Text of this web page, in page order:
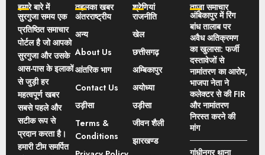
हमारे बारे में
सुरगुजा समय एक
प्रतिष्ठित समाचार
पोर्टल है जो आपको
सुरगुजा और उसके
आस-पास के इलाकों
से जुड़ी हर
महत्वपूर्ण खबर
सबसे पहले और
सटीक रूप से
प्रदान करता है।
हमारी टीम समर्पित
तहलका खबर
अंतरराष्ट्रीय
अन्य
About Us
आंतरिक भाग
Contact Us
उड़ीसा
Terms &
Conditions
श्रेणियां
राजनीति
खेल
छत्तीसगढ़
अम्बिकापुर
अयोध्या
उड़ीसा
जीवन शैली
झारखण्ड
ताज़ा समाचार
अंबिकापुर में रिंग
बांध तालाब पर
अवैध अतिक्रमण
का खुलासा: फर्जी
दस्तावेजों से
नामांतरण का आरोप,
भाजपा नेता ने
कलेक्टर से की FIR
और नामांतरण
निरस्त करने की
मांग
गांधीनगर थाना